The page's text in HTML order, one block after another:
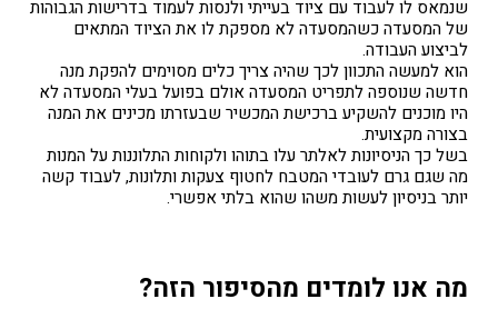
שנמאס לו לעבוד עם ציוד בעייתי ולנסות לעמוד בדרישות הגבוהות
של המסעדה כשהמסעדה לא מספקת לו את הציוד המתאים
לביצוע העבודה.
הוא למעשה התכוון לכך שהיה צריך כלים מסוימים להפקת מנה
חדשה שנוספה לתפריט המסעדה אולם בפועל בעלי המסעדה לא
היו מוכנים להשקיע ברכישת המכשיר שבעזרתו מכינים את המנה
בצורה מקצועית.
בשל כך הניסיונות לאלתר עלו בתוהו ולקוחות התלוננות על המנות
מה שגם גרם לעובדי המטבח לחטוף צעקות ותלונות, לעבוד קשה
יותר בניסיון לעשות משהו שהוא בלתי אפשרי.
מה אנו לומדים מהסיפור הזה?